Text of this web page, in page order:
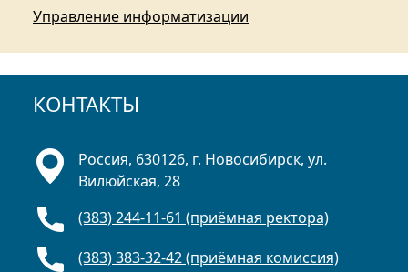
Управление информатизации
КОНТАКТЫ
Россия, 630126, г. Новосибирск, ул.
Вилюйская, 28
(383) 244-11-61 (приёмная ректора)
(383) 383-32-42 (приёмная комиссия)